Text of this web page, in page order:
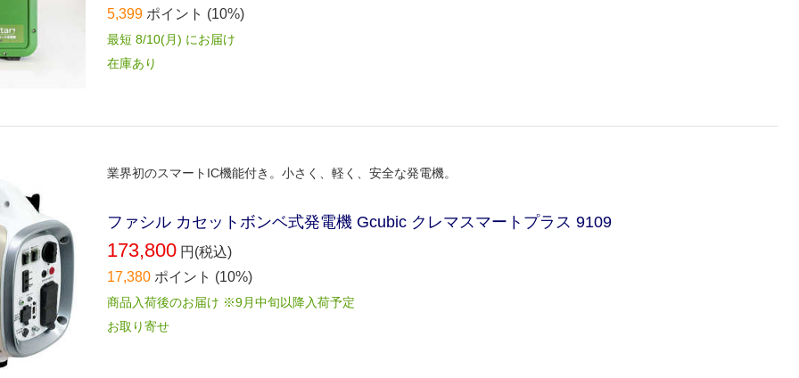
5,399 ポイント (10%)
最短 8/10(月) にお届け
在庫あり
業界初のスマートIC機能付き。小さく、軽く、安全な発電機。
ファシル カセットボンベ式発電機 Gcubic クレマスマートプラス 9109
173,800 円(税込)
17,380 ポイント (10%)
商品入荷後のお届け ※9月中旬以降入荷予定
お取り寄せ